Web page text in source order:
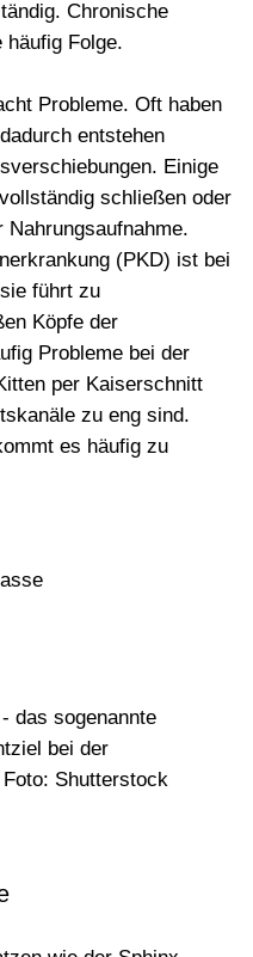
Chronische
häufig Folge.
Probleme. Oft haben
entstehen
Einige
schließen oder
Nahrungsaufnahme.
(PKD) ist bei
führt zu
Köpfe der
Probleme bei der
per Kaiserschnitt
zu eng sind.
es häufig zu
das sogenannte
bei der
Shutterstock